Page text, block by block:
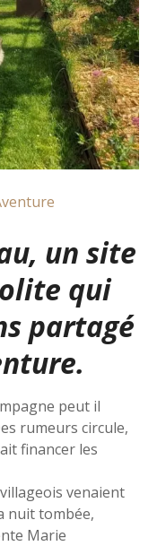
un site
qui
partagé
peut il
rumeurs circule,
financer les
venaient
nuit tombée,
Marie